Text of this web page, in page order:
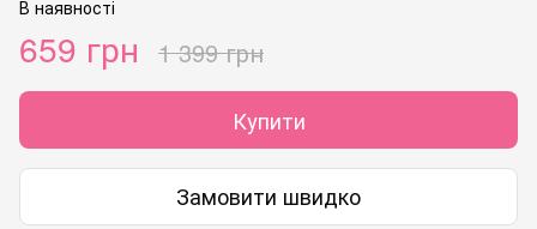
В наявності
659 грн 1 399 грн
Купити
Замовити швидко